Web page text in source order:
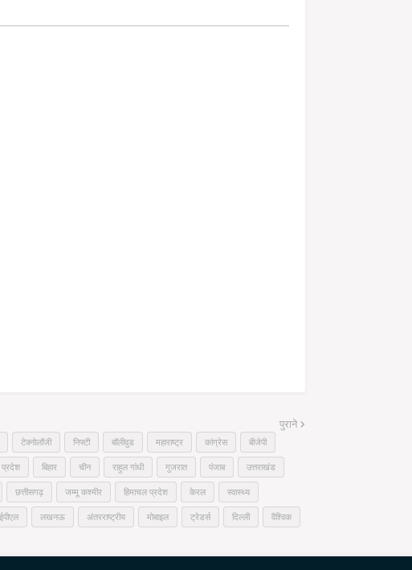
पुराने
टेक्नोलॉजी निफ्टी बॉलीवुड महाराष्ट्र कांग्रेस बीजेपी
प्रदेश बिहार चीन राहुल गांधी गुजरात पंजाब उत्तराखंड
छत्तीसगढ़ जम्मू कश्मीर हिमाचल प्रदेश केरल स्वास्थ्य
लखनऊ अंतरराष्ट्रीय मोबाइल ट्रेडर्स दिल्ली वैश्विक